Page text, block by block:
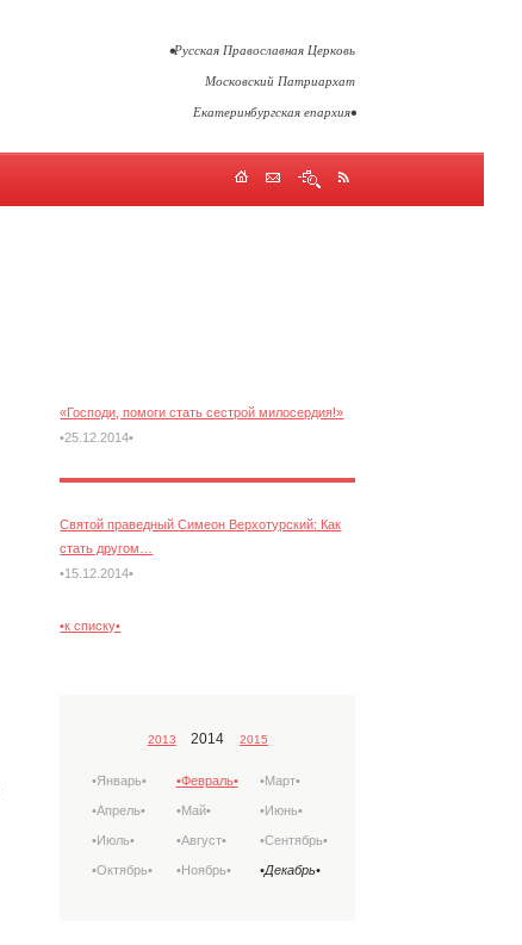
•Русская Православная Церковь
Московский Патриархат
Екатеринбургская епархия•
«Господи, помоги стать сестрой милосердия!»
•25.12.2014•
Святой праведный Симеон Верхотурский: Как
стать другом…
•15.12.2014•
•к списку•
2013 2014 2015
•Январь• •Февраль• •Март•
•Апрель• •Май• •Июнь•
•Июль• •Август• •Сентябрь•
•Октябрь• •Ноябрь• •Декабрь•